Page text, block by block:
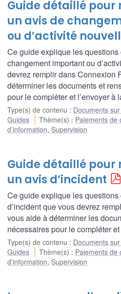
Guide détaillé pour
un avis de
ou d’activité
Ce guide explique les questions
changement important ou
devrez remplir dans Connexion
déterminer les documents et
pour le compléter et l’envoyer à
Type(s) de contenu : Documents
Guides
Thème(s) : Paiements de
d’information, Supervision
Guide détaillé pour
un avis d’incident
Ce guide explique les questions
d’incident que vous devrez
vous aide à déterminer les
nécessaires pour le compléter
Type(s) de contenu : Documents
Guides
Thème(s) : Paiements de
d’information, Supervision